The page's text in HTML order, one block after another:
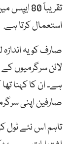
استعمال کرتا ہے.
صارف کو یہ
لائن سرگرمیوں
ہے۔ ان کا کہنا
صارفین اپنی
تاہم اس نئے